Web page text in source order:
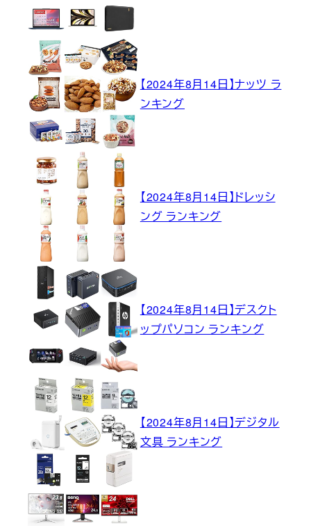
【2024年8月14日】ナッツ ラ
ンキング
【2024年8月14日】ドレッシ
ング ランキング
【2024年8月14日】デスクト
ップパソコン ランキング
【2024年8月14日】デジタル
文具 ランキング